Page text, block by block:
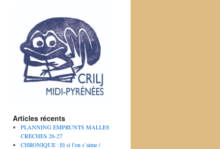
Articles récents
PLANNING EMPRUNTS MALLES
CRÈCHES 26-27
CHRONIQUE : Et si l’on s’aime /